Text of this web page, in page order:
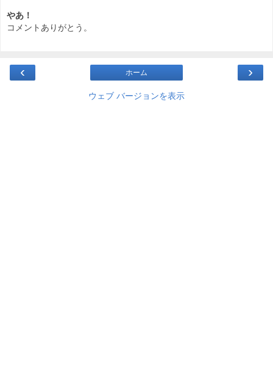
やあ！
コメントありがとう。
‹ ›
ホーム
ウェブ バージョンを表示